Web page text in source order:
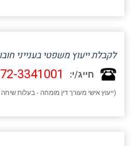
לקבלת ייעוץ משפטי בענייני
חייג/י: 3341001
(ייעוץ אישי מעורך דין מומחה - בעלות שיחה